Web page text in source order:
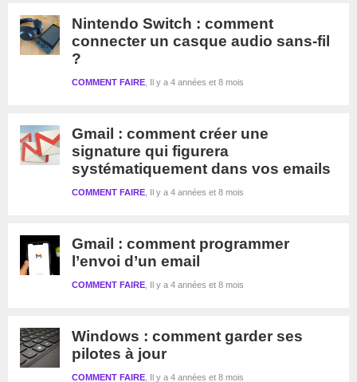
Nintendo Switch : comment
connecter un casque audio sans-fil
?
Il y a 4 années et 8 mois
COMMENT FAIRE
Gmail : comment créer une
signature qui figurera
systématiquement dans vos emails
Il y a 4 années et 8 mois
COMMENT FAIRE
Gmail : comment programmer
l’envoi d’un email
Il y a 4 années et 8 mois
COMMENT FAIRE
Windows : comment garder ses
pilotes à jour
Il y a 4 années et 8 mois
COMMENT FAIRE